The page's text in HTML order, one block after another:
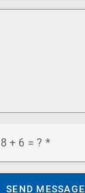
+ 6 = ?
SEND MESSAGE